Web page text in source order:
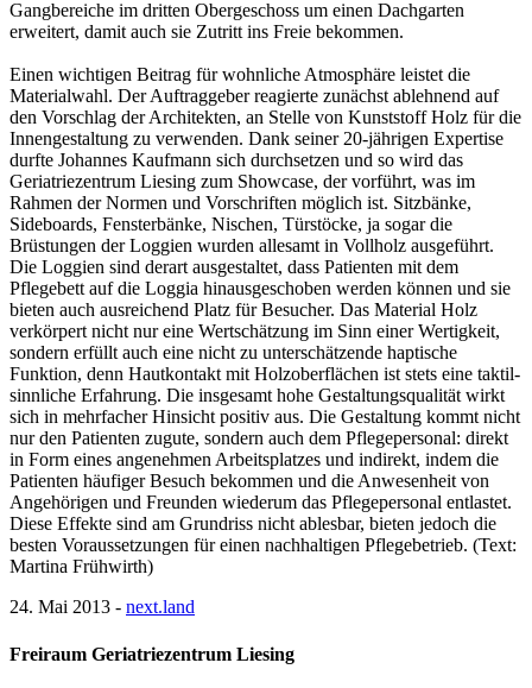
Gangbereiche im dritten Obergeschoss um einen Dachgarten
erweitert, damit auch sie Zutritt ins Freie bekommen.
Einen wichtigen Beitrag für wohnliche Atmosphäre leistet die
Materialwahl. Der Auftraggeber reagierte zunächst ablehnend auf
den Vorschlag der Architekten, an Stelle von Kunststoff Holz für die
Innengestaltung zu verwenden. Dank seiner 20-jährigen Expertise
durfte Johannes Kaufmann sich durchsetzen und so wird das
Geriatriezentrum Liesing zum Showcase, der vorführt, was im
Rahmen der Normen und Vorschriften möglich ist. Sitzbänke,
Sideboards, Fensterbänke, Nischen, Türstöcke, ja sogar die
Brüstungen der Loggien wurden allesamt in Vollholz ausgeführt.
Die Loggien sind derart ausgestaltet, dass Patienten mit dem
Pflegebett auf die Loggia hinausgeschoben werden können und sie
bieten auch ausreichend Platz für Besucher. Das Material Holz
verkörpert nicht nur eine Wertschätzung im Sinn einer Wertigkeit,
sondern erfüllt auch eine nicht zu unterschätzende haptische
Funktion, denn Hautkontakt mit Holzoberflächen ist stets eine taktil-
sinnliche Erfahrung. Die insgesamt hohe Gestaltungsqualität wirkt
sich in mehrfacher Hinsicht positiv aus. Die Gestaltung kommt nicht
nur den Patienten zugute, sondern auch dem Pflegepersonal: direkt
in Form eines angenehmen Arbeitsplatzes und indirekt, indem die
Patienten häufiger Besuch bekommen und die Anwesenheit von
Angehörigen und Freunden wiederum das Pflegepersonal entlastet.
Diese Effekte sind am Grundriss nicht ablesbar, bieten jedoch die
besten Voraussetzungen für einen nachhaltigen Pflegebetrieb. (Text:
Martina Frühwirth)
24. Mai 2013 - next.land
Freiraum Geriatriezentrum Liesing